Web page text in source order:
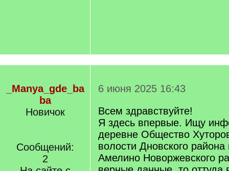
_Manya_gde_ba
ba
Новичок
Сообщений:
2
6 июня 2025 16:43
Всем здравствуйте!
Я здесь впервые. Ищу
деревне Общество
волости Дновского
Амелино Новоржевского